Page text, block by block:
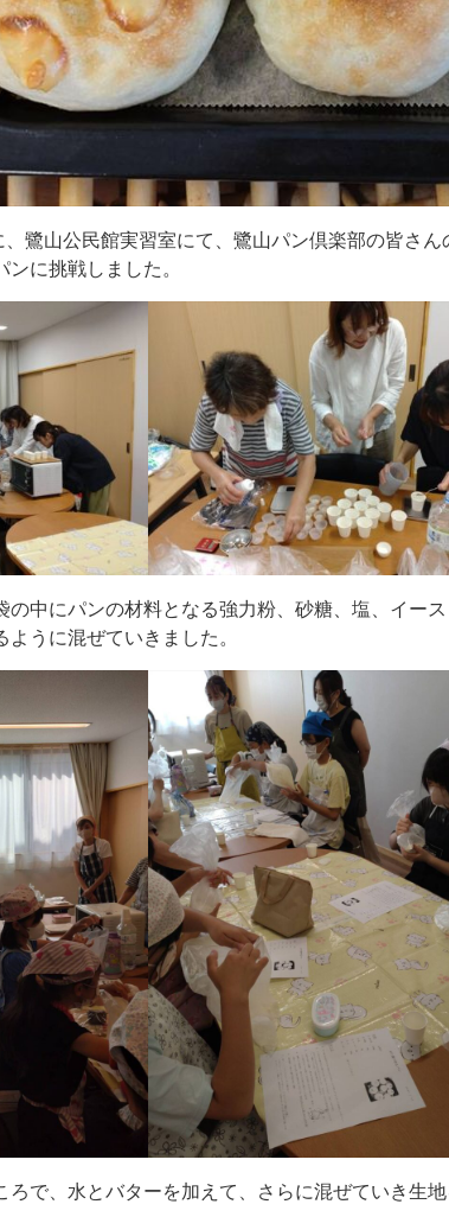
鷺山公民館実習室にて、鷺山パン倶楽部の皆さ
に挑戦しました。
の中にパンの材料となる強力粉、砂糖、塩、イー
うに混ぜていきました。
で、水とバターを加えて、さらに混ぜていき生地